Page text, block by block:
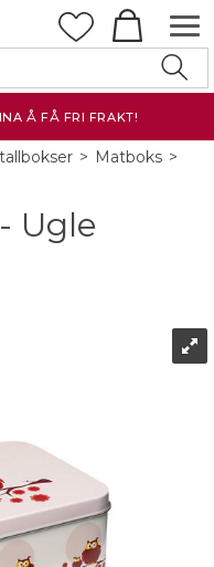
Å FÅ FRI FRAKT!
> Matboks>
Ugle